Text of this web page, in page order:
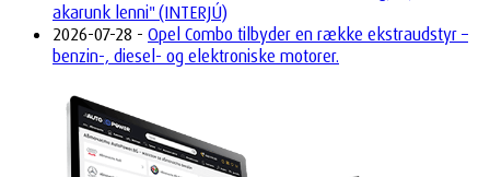
akarunk lenni" (INTERJÚ)
2026-07-28 - Opel Combo tilbyder en række ekstraudstyr –
benzin-, diesel- og elektroniske motorer.